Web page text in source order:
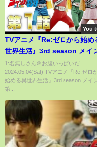
You
TVアニメ『Re:ゼロから始め
世界生活』3rd season メイ
PV第1弾｜2024.10 ONAIR
1:名無しさん＠お腹いっぱいだ
2024.05.04(Sat) TVアニメ『Re:ゼロ
始める異世界生活』3rd season メイ
第...